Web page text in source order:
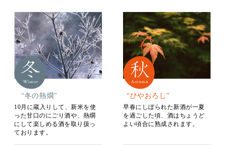
“ひやおろし”
早春にしぼられた新酒が一夏
を過ごした頃、酒はちょうど
よい頃合に熟成されます。
“冬の熱燗”
10月に蔵入りして、新米を使
った甘口のにごり酒や、熱燗
にして楽しめる酒を取り扱っ
ております。